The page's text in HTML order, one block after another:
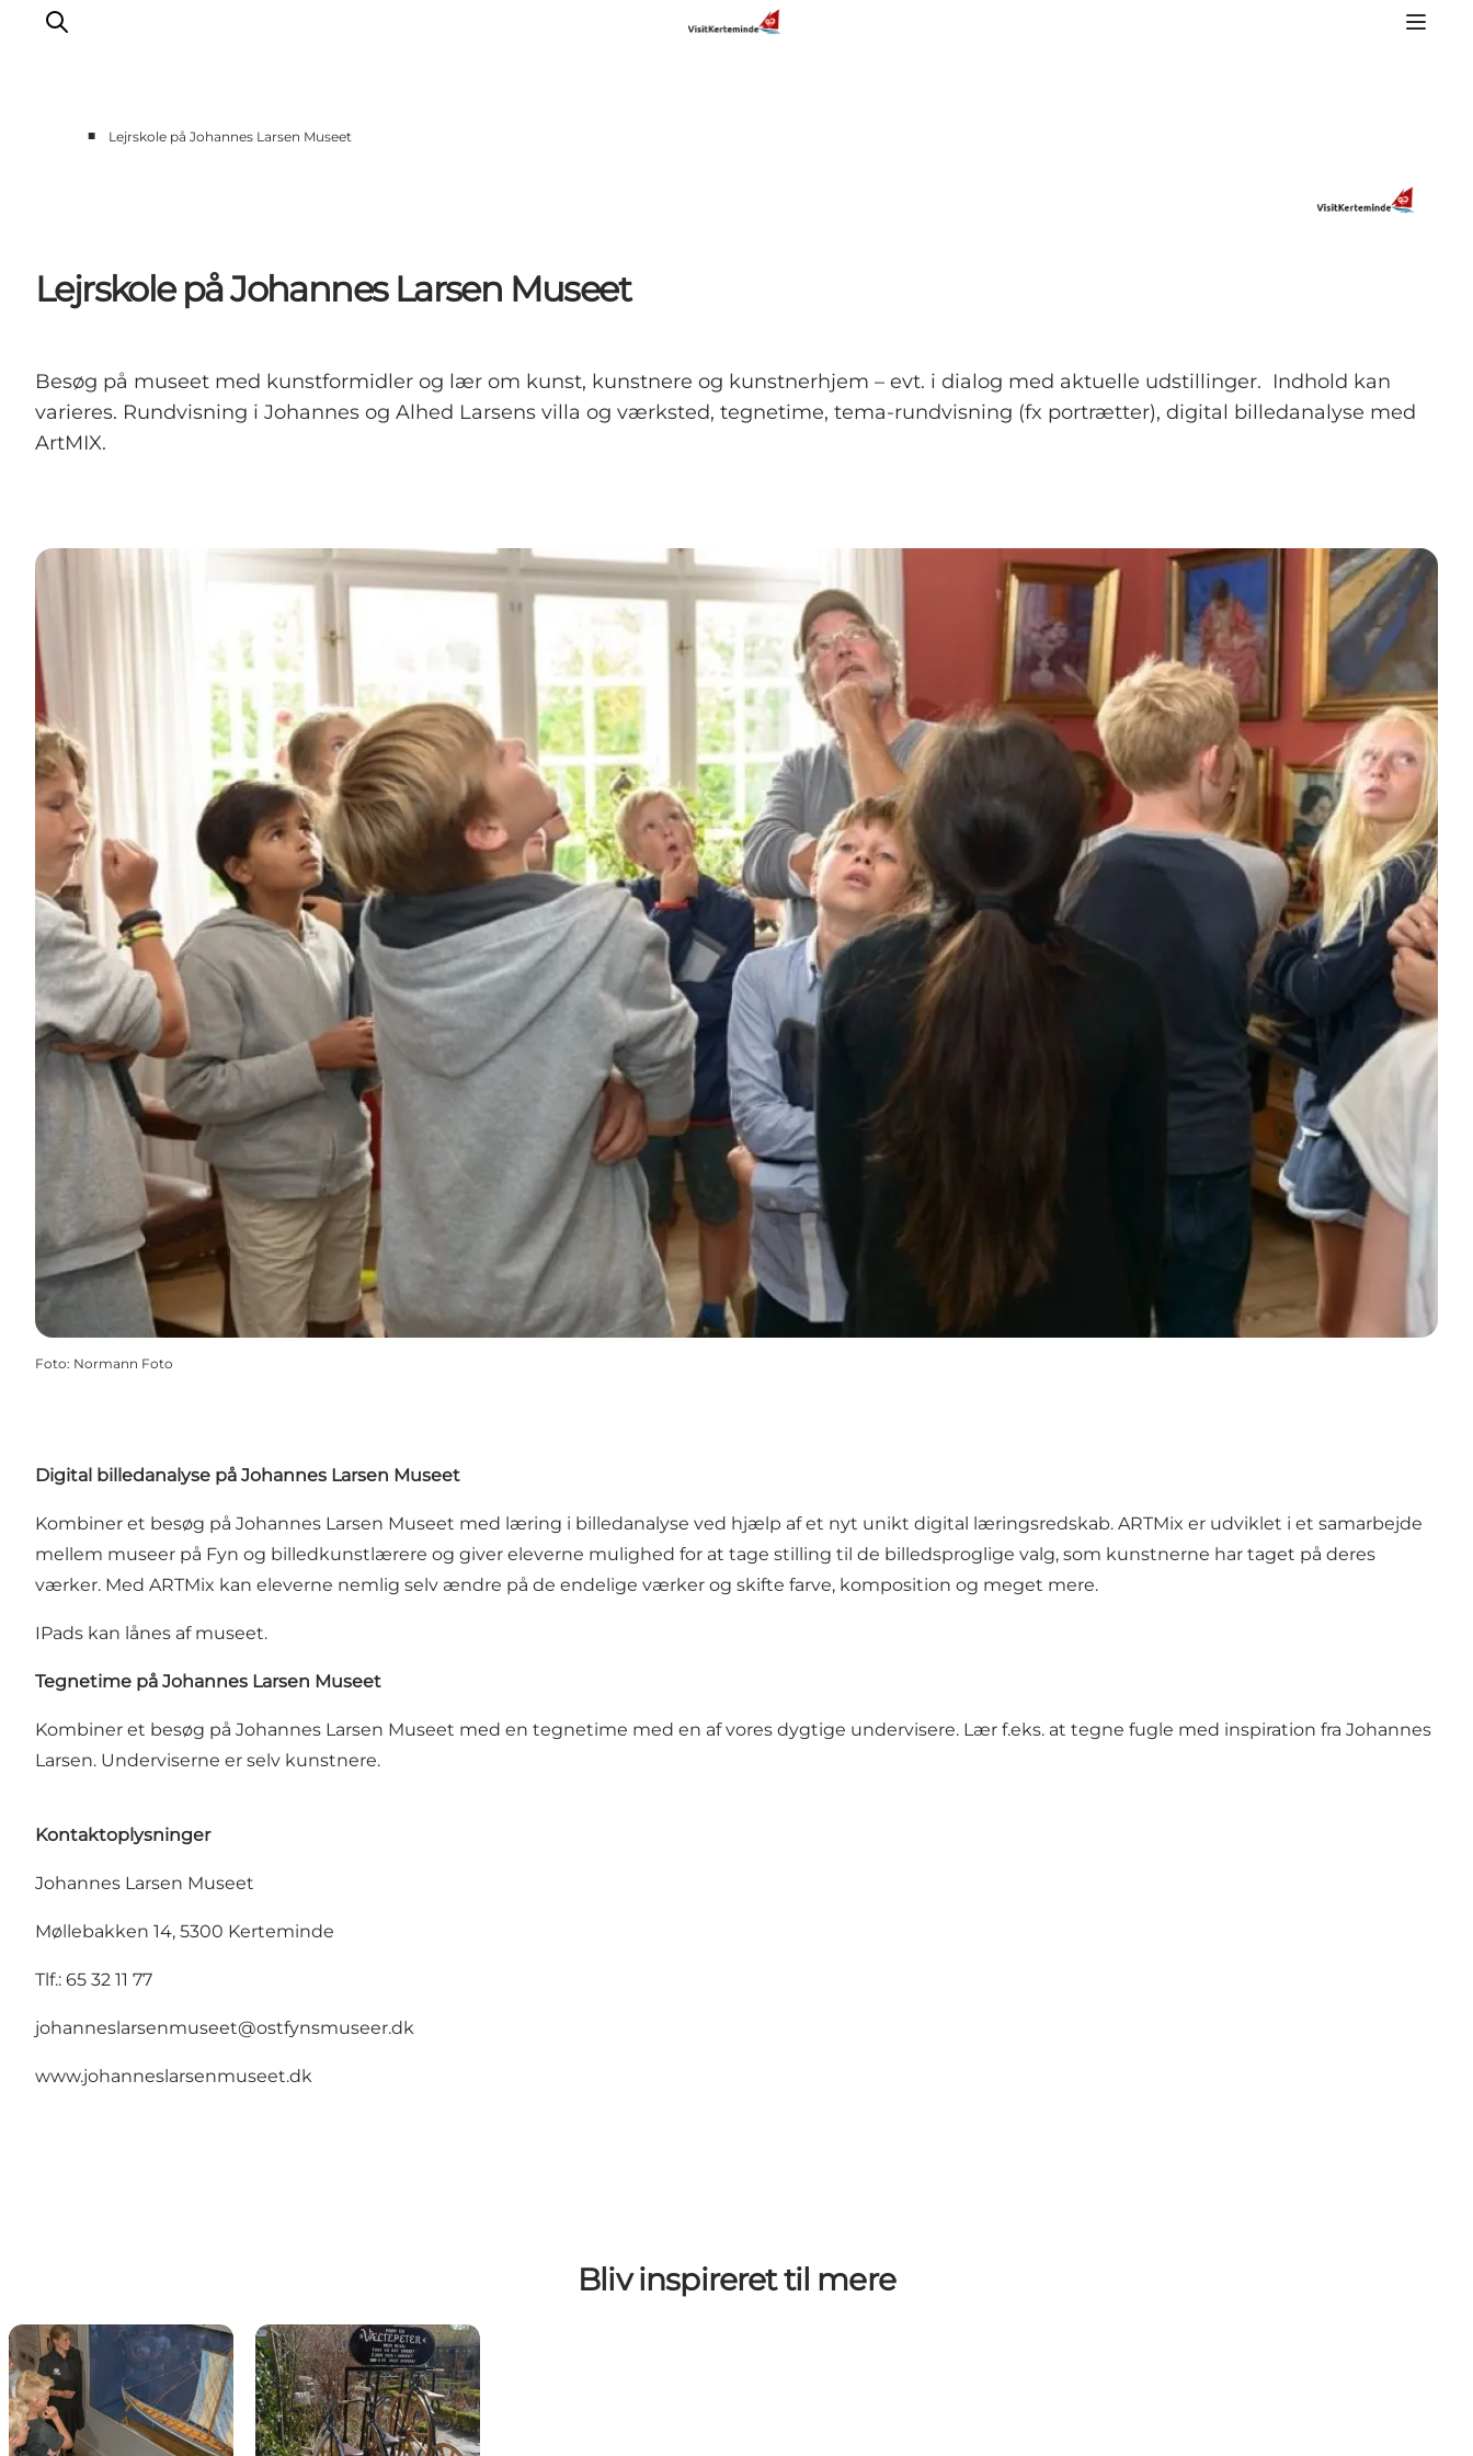
Sov godt
Planlæg din ferie
Sommerbus
■ Lejrskole på Johannes Larsen Museet
Lejrskole på Johannes Larsen Museet
Besøg på museet med kunstformidler og lær om kunst, kunstnere og kunstnerhjem – evt. i dialog med aktuelle udstillinger. Indhold kan
varieres. Rundvisning i Johannes og Alhed Larsens villa og værksted, tegnetime, tema-rundvisning (fx portrætter), digital billedanalyse med
ArtMIX.
Foto: Normann Foto
Digital billedanalyse på Johannes Larsen Museet
Kombiner et besøg på Johannes Larsen Museet med læring i billedanalyse ved hjælp af et nyt unikt digital læringsredskab. ARTMix er udviklet i et samarbejde
mellem museer på Fyn og billedkunstlærere og giver eleverne mulighed for at tage stilling til de billedsproglige valg, som kunstnerne har taget på deres
værker. Med ARTMix kan eleverne nemlig selv ændre på de endelige værker og skifte farve, komposition og meget mere.
IPads kan lånes af museet.
Tegnetime på Johannes Larsen Museet
Kombiner et besøg på Johannes Larsen Museet med en tegnetime med en af vores dygtige undervisere. Lær f.eks. at tegne fugle med inspiration fra Johannes
Larsen. Underviserne er selv kunstnere.
Kontaktoplysninger
Johannes Larsen Museet
Møllebakken 14, 5300 Kerteminde
Tlf.: 65 32 11 77
johanneslarsenmuseet@ostfynsmuseer.dk
www.johanneslarsenmuseet.dk
Bliv inspireret til mere